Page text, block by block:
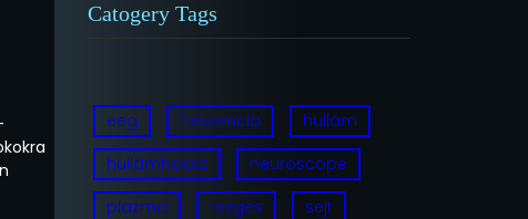
Catogery Tags
eeg frekvencia
hullám
hullámhossz
neuroscope
plazma
rezgés
sejt